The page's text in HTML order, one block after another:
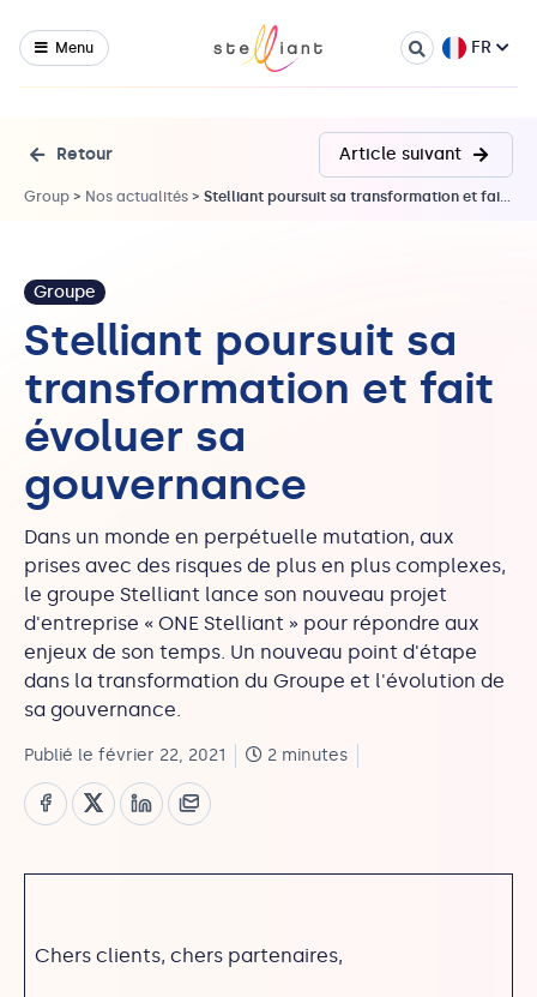
Menu FR
Retour
Group > Nos actualités > Stelliant poursuit sa transformation et fait évoluer sa gouvernance
Article suivant
Groupe
Stelliant poursuit sa
transformation et fait
évoluer sa
gouvernance
Dans un monde en perpétuelle mutation, aux
prises avec des risques de plus en plus complexes,
le groupe Stelliant lance son nouveau projet
d'entreprise « ONE Stelliant » pour répondre aux
enjeux de son temps. Un nouveau point d'étape
dans la transformation du Groupe et l'évolution de
sa gouvernance.
Publié le février 22, 2021 2 minutes
Chers clients, chers partenaires,